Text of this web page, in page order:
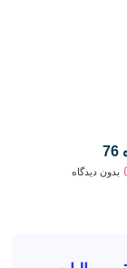
بدون دیدگاه